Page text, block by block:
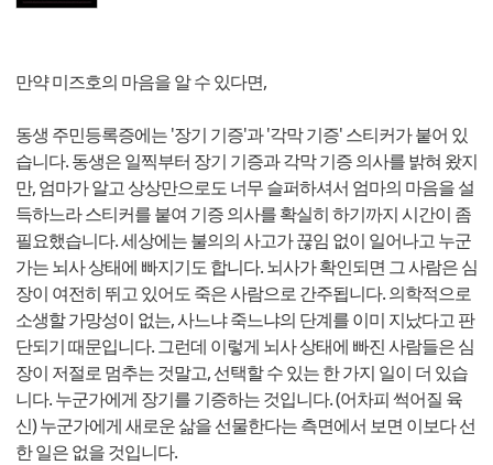
만약 미즈호의 마음을 알 수 있다면,
동생 주민등록증에는 '장기 기증'과 '각막 기증' 스티커가 붙어 있
습니다. 동생은 일찍부터 장기 기증과 각막 기증 의사를 밝혀 왔지
만, 엄마가 알고 상상만으로도 너무 슬퍼하셔서 엄마의 마음을 설
득하느라 스티커를 붙여 기증 의사를 확실히 하기까지 시간이 좀
필요했습니다. 세상에는 불의의 사고가 끊임 없이 일어나고 누군
가는 뇌사 상태에 빠지기도 합니다. 뇌사가 확인되면 그 사람은 심
장이 여전히 뛰고 있어도 죽은 사람으로 간주됩니다. 의학적으로
소생할 가망성이 없는, 사느냐 죽느냐의 단계를 이미 지났다고 판
단되기 때문입니다. 그런데 이렇게 뇌사 상태에 빠진 사람들은 심
장이 저절로 멈추는 것말고, 선택할 수 있는 한 가지 일이 더 있습
니다. 누군가에게 장기를 기증하는 것입니다. (어차피 썩어질 육
신) 누군가에게 새로운 삶을 선물한다는 측면에서 보면 이보다 선
한 일은 없을 것입니다.